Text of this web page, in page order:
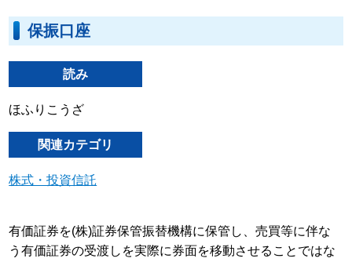
保振口座
読み
ほふりこうざ
関連カテゴリ
株式・投資信託
有価証券を(株)証券保管振替機構に保管し、売買等に伴な
う有価証券の受渡しを実際に券面を移動させることではな